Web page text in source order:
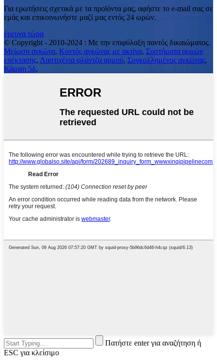
Για ερωτήσεις σχετικά με τα προϊόντα μας, αφήστε το e-mail σας σε
εμάς και επικοινωνήστε μαζί μας εντός 24 ωρών.
έρευνα τώρα
© Copyright - 2010-2024 : Με την επιφύλαξη παντός δικαιώματος.
Μείωση αγκώνα, Κοντός αγκώνας με ακτίνα, Συστήματα αρμών
επέκτασης, Λαστιχένια φλάντζα αρμού, Συγκολλημένος αγκώνας,
Κάμψη 5δ,
Πατήστε enter για αναζήτηση ή
ESC για κλείσιμο